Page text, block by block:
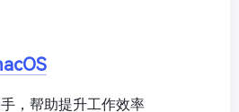
，帮助提升工作效率